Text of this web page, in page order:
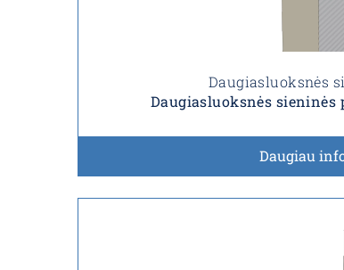
Daugiasluoksnės
Daugiasluoksnės sieninės
Daugiau